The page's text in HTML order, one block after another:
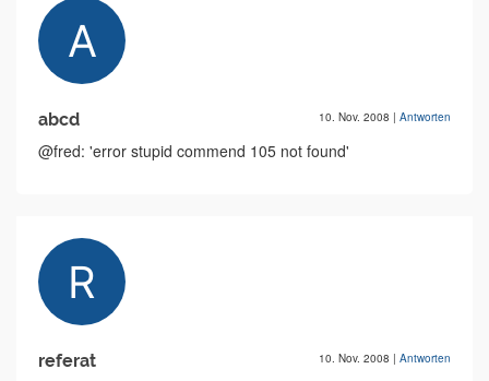
abcd 10. Nov. 2008 | Antworten
@fred: 'error stupid commend 105 not found'
referat 10. Nov. 2008 | Antworten